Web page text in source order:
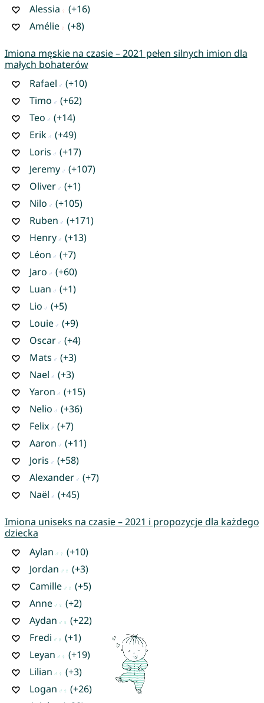
Alessia
(+16)
Amélie
(+8)
Imiona męskie na czasie – 2021 pełen silnych imion dla
małych bohaterów
Rafael
(+10)
Timo
(+62)
Teo
(+14)
Erik
(+49)
Loris
(+17)
Jeremy
(+107)
Oliver
(+1)
Nilo
(+105)
Ruben
(+171)
Henry
(+13)
Léon
(+7)
Jaro
(+60)
Luan
(+1)
Lio
(+5)
Louie
(+9)
Oscar
(+4)
Mats
(+3)
Nael
(+3)
Yaron
(+15)
Nelio
(+36)
Felix
(+7)
Aaron
(+11)
Joris
(+58)
Alexander
(+7)
Naël
(+45)
Imiona uniseks na czasie – 2021 i propozycje dla każdego
dziecka
Aylan
(+10)
Jordan
(+3)
Camille
(+5)
Anne
(+2)
Aydan
(+22)
Fredi
(+1)
Leyan
(+19)
Lilian
(+3)
Logan
(+26)